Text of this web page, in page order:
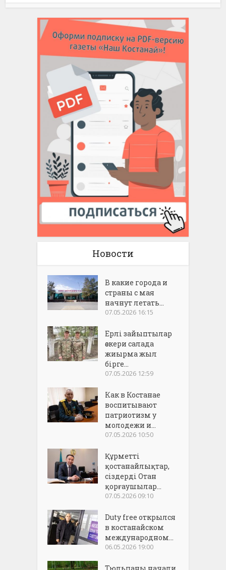
Новости
В какие города и
страны с мая
начнут летать...
07.05.2026 16:15
Ерлі зайыптылар
әскери салада
жиырма жыл
бірге...
07.05.2026 12:59
Как в Костанае
воспитывают
патриотизм у
молодежи и...
07.05.2026 10:50
Құрметті
қостанайлықтар,
сіздерді Отан
қорғаушылар...
07.05.2026 09:10
Duty free открылся
в костанайском
международном...
06.05.2026 19:00